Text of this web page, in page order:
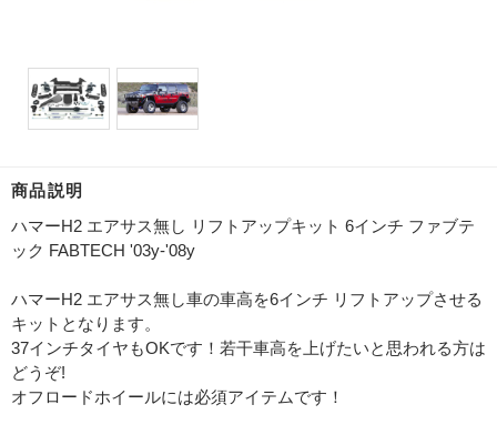
商品説明
ハマーH2 エアサス無し リフトアップキット 6インチ ファブテ
ック FABTECH '03y-'08y
ハマーH2 エアサス無し車の車高を6インチ リフトアップさせる
キットとなります。
37インチタイヤもOKです！若干車高を上げたいと思われる方は
どうぞ!
オフロードホイールには必須アイテムです！